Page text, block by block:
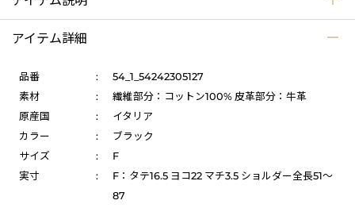
アイテム詳細
品番 :
54_1_54242305127
素材
:
繊維部分：コットン100% 皮革部分：牛革
原産国
:
イタリア
カラー
:
ブラック
サイズ
:
F
実寸
:
F：タテ16.5 ヨコ22 マチ3.5 ショルダー全長51～
87